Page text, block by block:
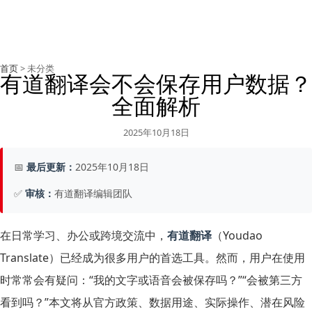
首页> 未分类
有道翻译会不会保存用户数据？
全面解析
2025年10月18日
📅 最后更新： 2025年10月18日
✅ 审核： 有道翻译编辑团队
在日常学习、办公或跨境交流中， 有道翻译 （Youdao
Translate）已经成为很多用户的首选工具。然而，用户在使用
时常常会有疑问：“我的文字或语音会被保存吗？”“会被第三方
看到吗？”本文将从官方政策、数据用途、实际操作、潜在风险